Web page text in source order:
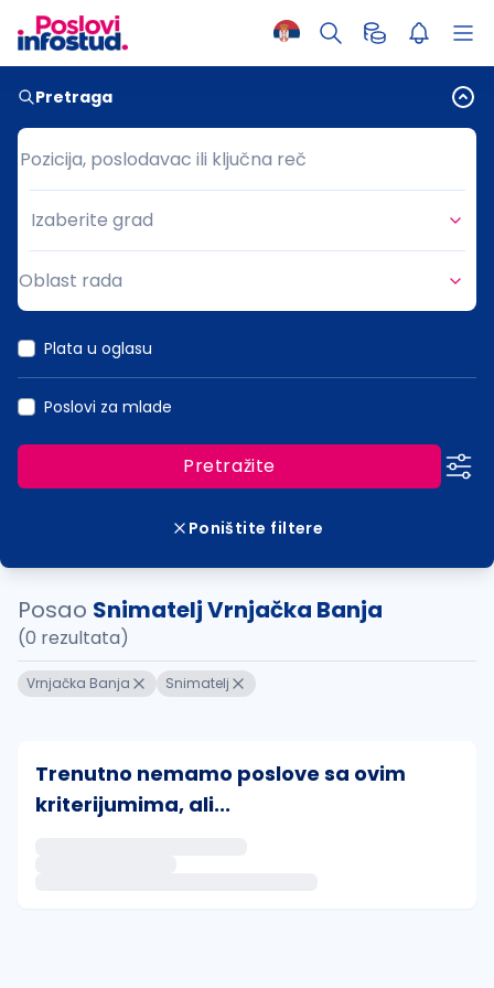
Pretraga
Pozicija, poslodavac ili ključna reč
Pozicija, poslodavac ili ključna reč
Grad
Izaberite grad
Oblast rada
Plata u oglasu
Poslovi za mlade
Pretražite
Poništite filtere
Posao Snimatelj Vrnjačka Banja
(0 rezultata)
Vrnjačka Banja Snimatelj
Trenutno nemamo poslove sa ovim
kriterijumima, ali...